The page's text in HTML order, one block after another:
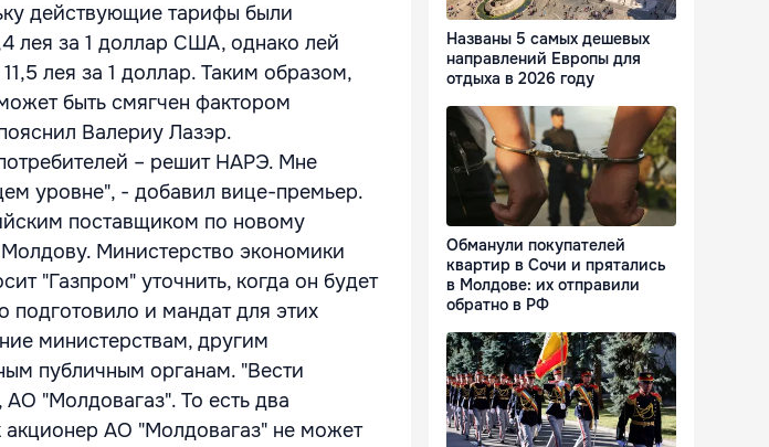
действующие тарифы были
лея за 1 доллар США, однако лей
лея за 1 доллар. Таким образом,
быть смягчен фактором
Валериу Лазэр.
– решит НАРЭ. Мне
уровне", - добавил вице-премьер.
поставщиком по новому
Министерство экономики
"Газпром" уточнить, когда он будет
подготовило и мандат для этих
министерствам, другим
публичным органам. "Вести
"Молдовагаз". То есть два
акционер АО "Молдовагаз" не может
Названы 5 самых дешевых
направлений Европы для
отдыха в 2026 году
Обманули покупателей
квартир в Сочи и прятались
в Молдове: их отправили
обратно в РФ